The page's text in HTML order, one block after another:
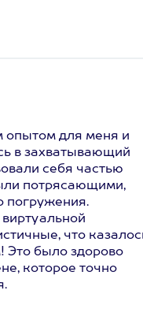
опытом для меня и
в захватывающий
себя частью
потрясающими,
погружения.
что
Это было здорово
которое точно